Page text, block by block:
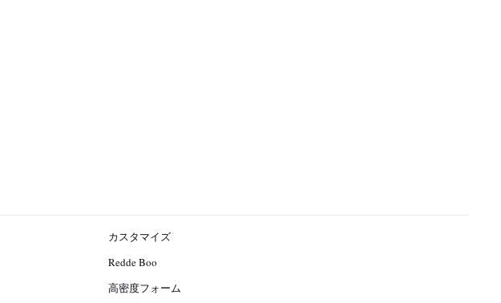
カスタマイズ
Redde Boo
高密度フォーム